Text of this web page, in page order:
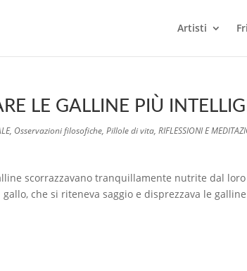
Artisti
LE GALLINE PIÙ
, Osservazioni filosofiche, Pillole di vita, RIFLESSIONI E
scorrazzavano tranquillamente nutrite dal
che si riteneva saggio e disprezzava le